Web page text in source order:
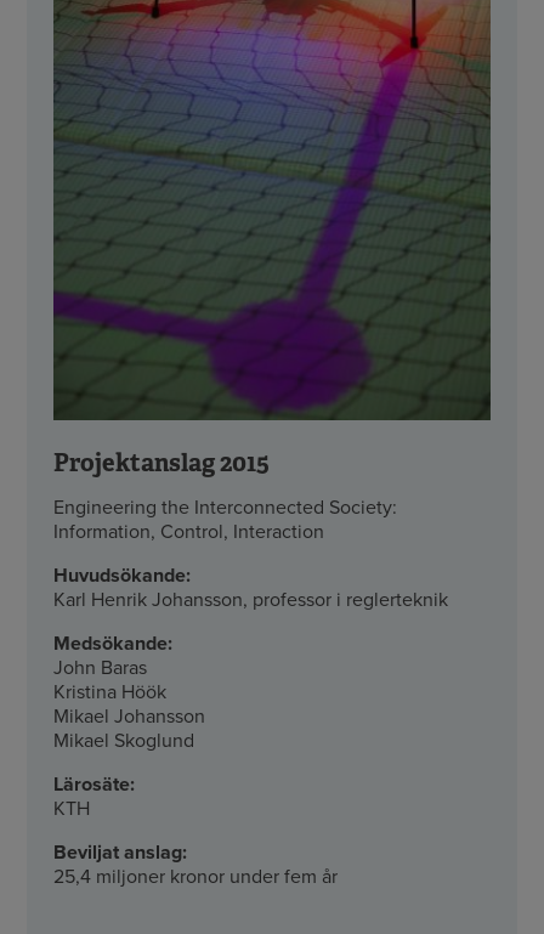
Projektanslag 2015
Engineering the Interconnected Society:
Information, Control, Interaction
Huvudsökande:
Karl Henrik Johansson, professor i reglerteknik
Medsökande:
John Baras
Kristina Höök
Mikael Johansson
Mikael Skoglund
Lärosäte:
KTH
Beviljat anslag:
25,4 miljoner kronor under fem år